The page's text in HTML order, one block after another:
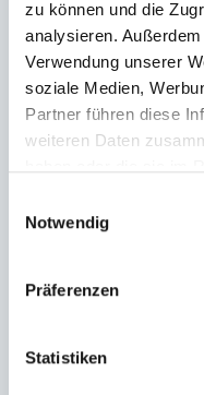
zu können und die
analysieren.
Verwendung unserer
soziale Medien,
Partner führen diese
weiteren Daten
Notwendig
Präferenzen
Statistiken